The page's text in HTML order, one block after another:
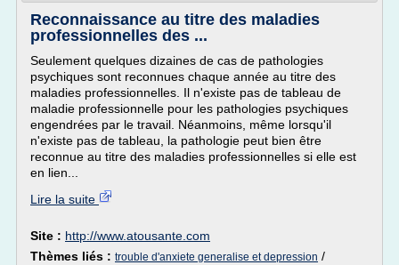
Reconnaissance au titre des maladies
professionnelles des ...
Seulement quelques dizaines de cas de pathologies
psychiques sont reconnues chaque année au titre des
maladies professionnelles. Il n'existe pas de tableau de
maladie professionnelle pour les pathologies psychiques
engendrées par le travail. Néanmoins, même lorsqu'il
n'existe pas de tableau, la pathologie peut bien être
reconnue au titre des maladies professionnelles si elle est
en lien...
Lire la suite
Site : http://www.atousante.com
Thèmes liés : trouble d'anxiete generalise et depression /